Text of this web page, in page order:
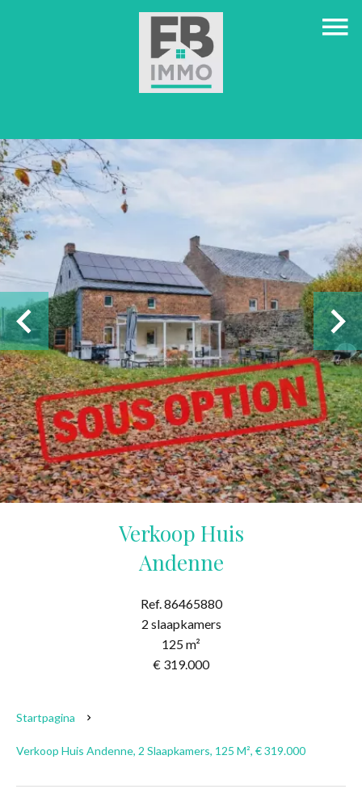
Verkoop Huis
Andenne
Ref. 86465880
2 slaapkamers
125 m²
€ 319.000
Startpagina
Verkoop Huis Andenne, 2 Slaapkamers, 125 M², € 319.000